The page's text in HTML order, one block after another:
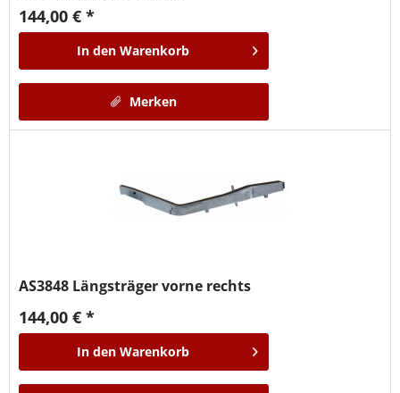
144,00 € *
In den Warenkorb
Merken
AS3848 Längsträger vorne rechts
144,00 € *
In den Warenkorb